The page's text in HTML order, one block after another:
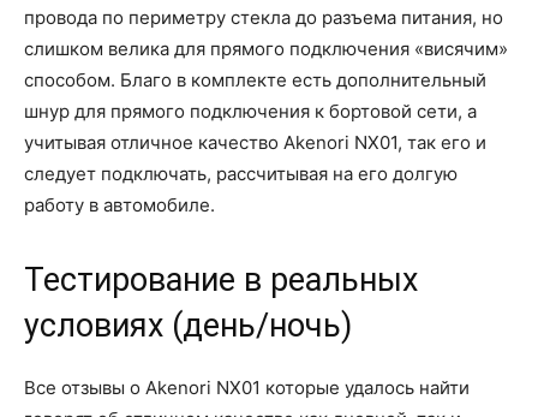
провода по периметру стекла до разъема питания, но
слишком велика для прямого подключения «висячим»
способом. Благо в комплекте есть дополнительный
шнур для прямого подключения к бортовой сети, а
учитывая отличное качество Akenori NX01, так его и
следует подключать, рассчитывая на его долгую
работу в автомобиле.
Тестирование в реальных
условиях (день/ночь)
Все отзывы о Akenori NX01 которые удалось найти